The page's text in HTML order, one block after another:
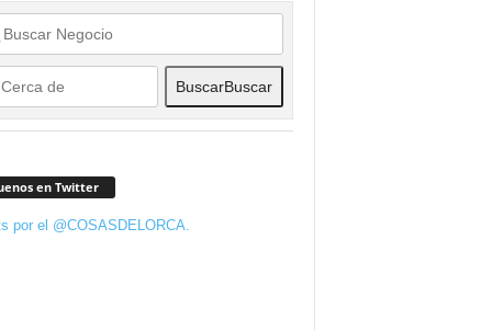
BuscarBuscar
en Twitter
por el @COSASDELORCA.